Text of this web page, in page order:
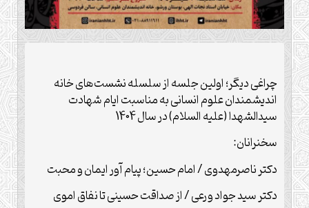
چراغی دیگر؛ اولین جلسه از سلسله نشست‌های خانه
اندیشمندان علوم انسانی به مناسبت ایام شهادت
سیدالشهدا (علیه السلام) در سال 1404
سخنرانان:
دکتر ناصرمهدوی / امام حسین؛ پیام آور ایمان و محبت
دکتر سید جواد ورعی / از صداقت حسینی تا نفاق اموی